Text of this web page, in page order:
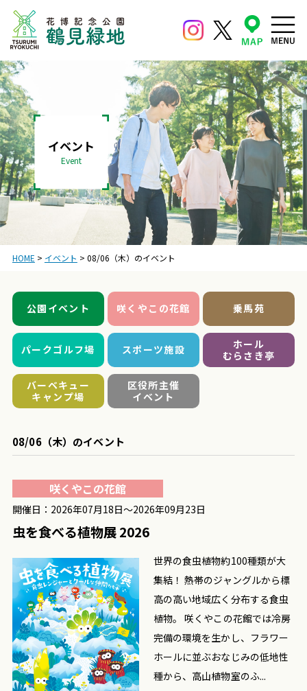
イベント
Event
HOME > イベント > 08/06（木）のイベント
公園イベント 咲くやこの花館 乗馬苑
パークゴルフ場 スポーツ施設
ホール
むらさき亭
バーベキュー
キャンプ場
区役所主催
イベント
08/06（木）のイベント
世界の食虫植物約100種類が大
集結！ 熱帯のジャングルから標
高の高い地域広く分布する食虫
植物。 咲くやこの花館では冷房
完備の環境を生かし、フラワー
ホールに並ぶおなじみの低地性
種から、高山植物室のふ...
咲くやこの花館
開催日：2026年07月18日〜2026年09月23日
虫を食べる植物展 2026